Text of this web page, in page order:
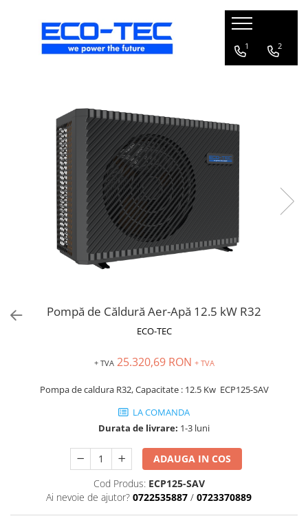
Pompe de căldură, boilere și accesorii
Pompe de căldură piscină
Boilere pentru pompe de căldură
Pachete pompă de căldură R290 cu
boiler și vană 3 căi
Accesorii pompă de căldură
1 2
Pompă de Căldură Aer-Apă 12.5 kW R32
ECO-TEC
+ TVA 25.320,69 RON + TVA
Pompa de caldura R32, Capacitate : 12.5 Kw ECP125-SAV
LA COMANDA
Durata de livrare: 1-3 luni
ADAUGA IN COS
Cod Produs: ECP125-SAV
Ai nevoie de ajutor? 0722535887 / 0723370889